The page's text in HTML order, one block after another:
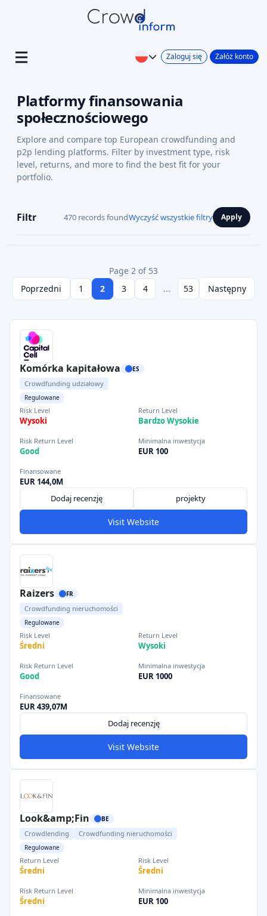
Zaloguj się Załóż konto
Platformy finansowania
społecznościowego
Explore and compare top European crowdfunding and
p2p lending platforms. Filter by investment type, risk
level, returns, and more to find the best fit for your
portfolio.
Filtr 470 records foundWyczyść wszystkie filtry Apply
Page 2 of 53
Poprzedni
1 2 3 4 ... 53 Następny
Komórka kapitałowa ES
Crowdfunding udziałowy
Regulowane
Risk Level
Wysoki
Return Level
Bardzo Wysokie
Risk Return Level
Good
Minimalna inwestycja
EUR 100
Finansowane
EUR 144,0M
Dodaj recenzję
projekty
Visit Website
Raizers FR
Crowdfunding nieruchomości
Regulowane
Risk Level
Średni
Return Level
Wysoki
Risk Return Level
Good
Minimalna inwestycja
EUR 1000
Finansowane
EUR 439,07M
Dodaj recenzję
Visit Website
Look&amp;Fin BE
Crowdlending Crowdfunding nieruchomości
Regulowane
Return Level
Średni
Risk Level
Średni
Risk Return Level
Średni
Minimalna inwestycja
EUR 100